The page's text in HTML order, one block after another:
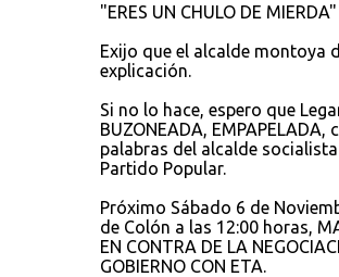
"ERES UN CHULO DE MIERDA"
Exijo que el alcalde montoya
explicación.
Si no lo hace, espero que
BUZONEADA, EMPAPELADA,
palabras del alcalde
Partido Popular.
Próximo Sábado 6 de
de Colón a las 12:00 horas,
EN CONTRA DE LA
GOBIERNO CON ETA.